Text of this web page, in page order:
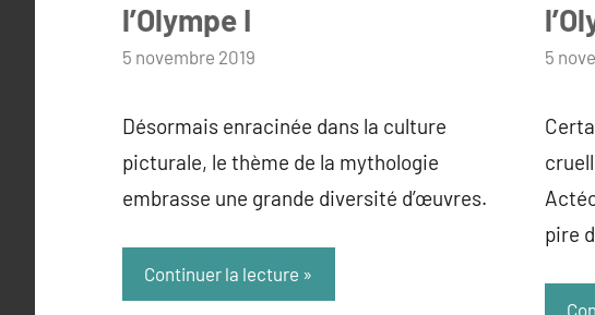
l’Olympe I
par
5 novembre 2019
Désormais enracinée dans la culture
picturale, le thème de la mythologie
embrasse une grande diversité d’œuvres.
Continuer la lecture
par
5
pire